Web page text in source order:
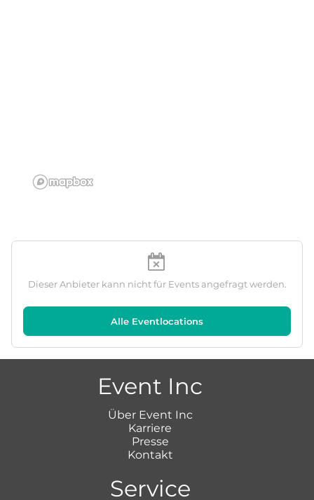
Dieser Anbieter kann nicht für Events angefragt werden.
Alle Eventlocations
Event Inc
Über Event Inc
Karriere
Presse
Kontakt
Service